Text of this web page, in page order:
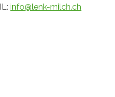
info@lenk-milch.ch